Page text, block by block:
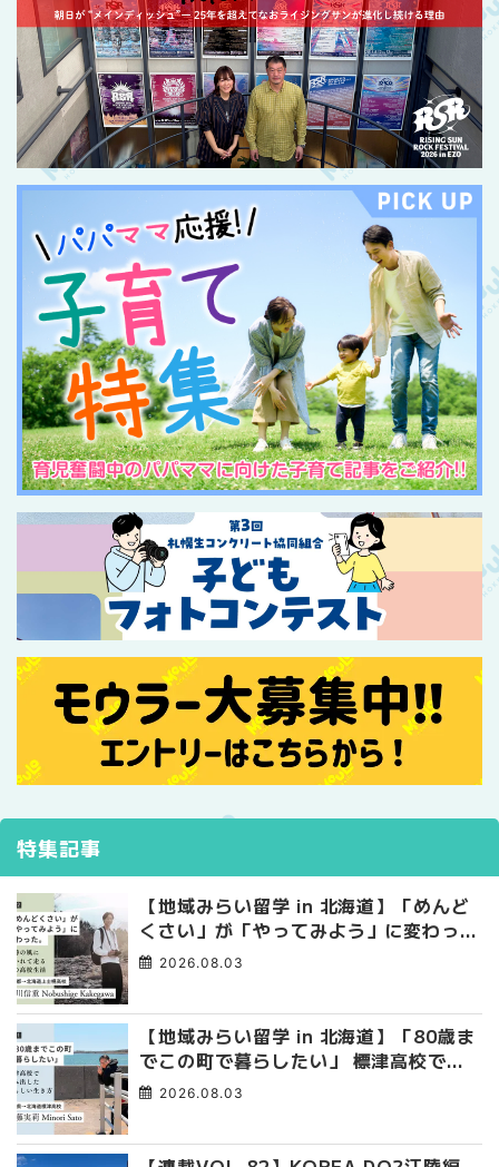
特集記事
【地域みらい留学 in 北海道】「めんど
くさい」が「やってみよう」に変わっ
た。 十勝の風に吹かれて走る、僕の泥
2026.08.03
【地域みらい留学 in 北海道】「80歳ま
でこの町で暮らしたい」 標津高校で踏
み出した、私らしい生き方
2026.08.03